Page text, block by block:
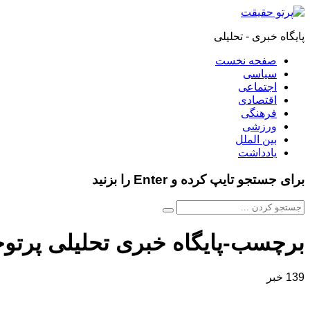
پایگاه خبری - تحلیلی
صفحه نخست
سیاسی
اجتماعی
اقتصادی
فرهنگی
ورزشی
بین الملل
یادداشت
برای جستجو تایپ کرده و Enter را بزنید
برچسب-پایگاه خبری تحلیلی
139 خبر